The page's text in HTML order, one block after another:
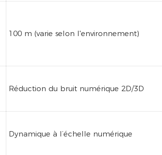
100 m (varie selon l'environnement)
Réduction du bruit numérique 2D/3D
Dynamique à l’échelle numérique